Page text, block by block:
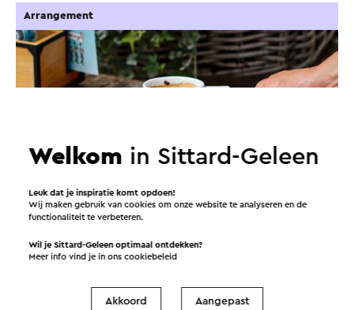
Stap & Hap Sittard
Arrangement
M.u.v. feestdagen.
Welkom in Sittard-Geleen
Leuk dat je inspiratie komt opdoen!
Wij maken gebruik van cookies om onze website te analyseren en de
functionaliteit te verbeteren.
Wil je Sittard-Geleen optimaal ontdekken?
Meer info vind je in onscookiebeleid
Akkoord Aangepast